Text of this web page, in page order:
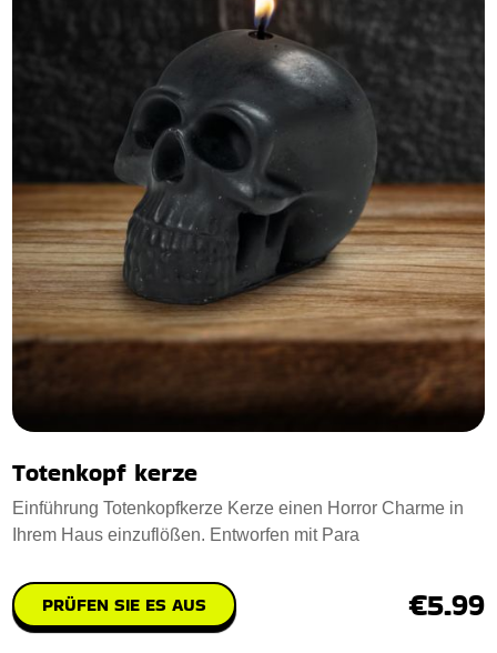
Totenkopf kerze
Einführung Totenkopfkerze Kerze einen Horror Charme in
Ihrem Haus einzuflößen. Entworfen mit Para
PRÜFEN SIE ES AUS €5.99